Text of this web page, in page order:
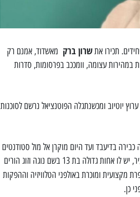
תכירו אתשרון ברק מאשדוד, אמנם רק
במהירות עצומה, וומככב בפרסומות, סדרות
ערוץ יוטיוב ומכשנתגלה הפוטנציאל נרשם לסוכנות
בדיעבד ועד היום מוקרן אל מול סטודנטים
לקולנוע ובבתי ספר. הוא כיום תלמיד כיתה ה' בבית ספר שקד בעיר, יש לו אחות גדולה בת 13 בשם נוגה וזוג הורים
מקצועית ומוכרת באולפני הטלוויזיה וההפקות
כן.